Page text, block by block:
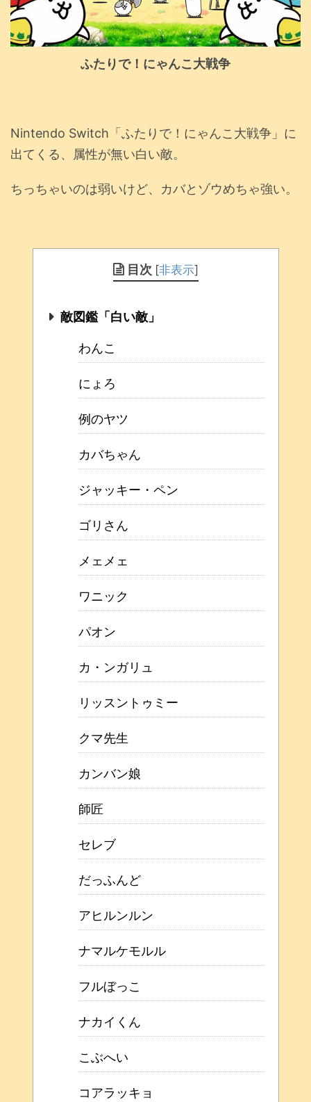
ふたりで！にゃんこ大戦争
Nintendo Switch「ふたりで！にゃんこ大戦争」に
出てくる、属性が無い白い敵。
ちっちゃいのは弱いけど、カバとゾウめちゃ強い。
目次 [非表示]
敵図鑑「白い敵」
わんこ
にょろ
例のヤツ
カバちゃん
ジャッキー・ペン
ゴリさん
メェメェ
ワニック
パオン
カ・ンガリュ
リッスントゥミー
クマ先生
カンバン娘
師匠
セレブ
だっふんど
アヒルンルン
ナマルケモルル
フルぼっこ
ナカイくん
こぶへい
コアラッキョ